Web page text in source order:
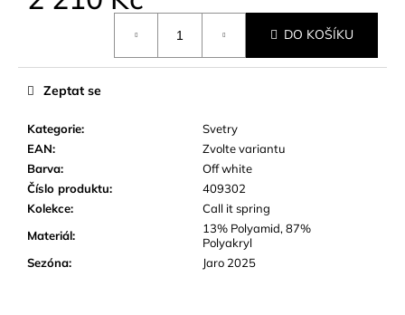
DO KOŠÍKU
Kategorie:
Svetry
EAN:
Zvolte variantu
Barva:
Off white
Číslo produktu:
409302
Kolekce:
Call it spring
Materiál:
13% Polyamid, 87%
Polyakryl
Sezóna: Jaro 2025
Zeptat se
e